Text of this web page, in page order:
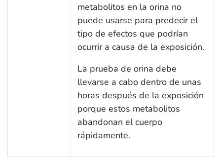
metabolitos en la orina no
puede usarse para predecir el
tipo de efectos que podrían
ocurrir a causa de la exposición.
La prueba de orina debe
llevarse a cabo dentro de unas
horas después de la exposición
porque estos metabolitos
abandonan el cuerpo
rápidamente.